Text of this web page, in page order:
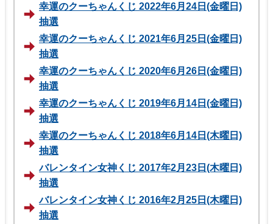
幸運のクーちゃんくじ 2022年6月24日(金曜日)
抽選
幸運のクーちゃんくじ 2021年6月25日(金曜日)
抽選
幸運のクーちゃんくじ 2020年6月26日(金曜日)
抽選
幸運のクーちゃんくじ 2019年6月14日(金曜日)
抽選
幸運のクーちゃんくじ 2018年6月14日(木曜日)
抽選
バレンタイン女神くじ 2017年2月23日(木曜日)
抽選
バレンタイン女神くじ 2016年2月25日(木曜日)
抽選